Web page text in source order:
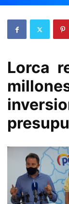
Lorca